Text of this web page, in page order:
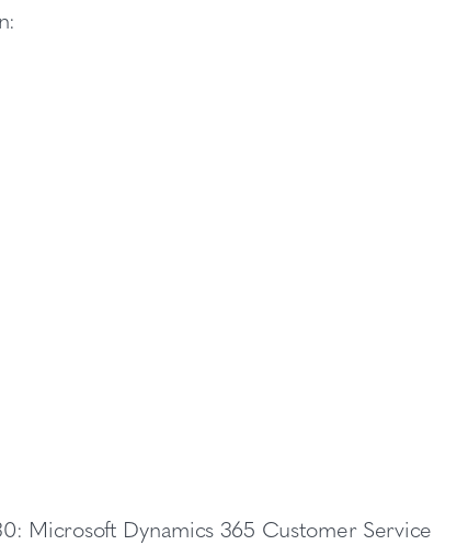
Microsoft Dynamics 365 Customer Service